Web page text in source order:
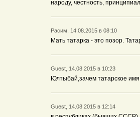
народу, честность,
Расим, 14.08.2015 в 08:10
Мать татарка - это позор.
Guest, 14.08.2015 в 10:23
Юлтыбай,зачем татарское
Guest, 14.08.2015 в 12:14